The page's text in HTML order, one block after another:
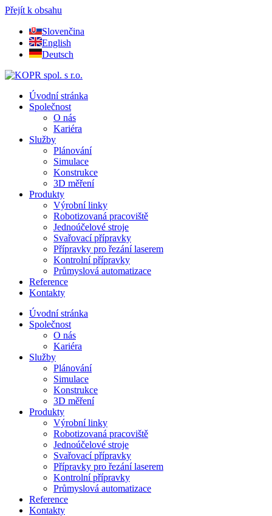
Přejít k obsahu
Slovenčina
English
Deutsch
Úvodní stránka
Společnost
O nás
Kariéra
Služby
Plánování
Simulace
Konstrukce
3D měření
Produkty
Výrobní linky
Robotizovaná pracoviště
Jednoúčelové stroje
Svařovací přípravky
Přípravky pro řezání laserem
Kontrolní přípravky
Průmyslová automatizace
Reference
Kontakty
Úvodní stránka
Společnost
O nás
Kariéra
Služby
Plánování
Simulace
Konstrukce
3D měření
Produkty
Výrobní linky
Robotizovaná pracoviště
Jednoúčelové stroje
Svařovací přípravky
Přípravky pro řezání laserem
Kontrolní přípravky
Průmyslová automatizace
Reference
Kontakty